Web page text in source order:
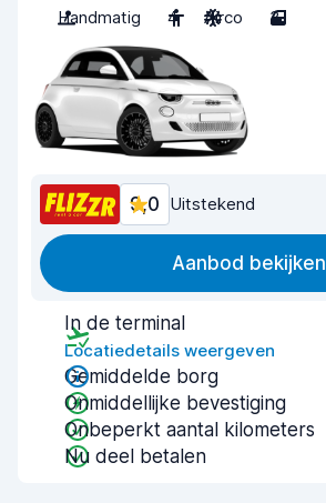
Handmatig
4 Airco 3
9,0 Uitstekend
Aanbod bekijken
In de terminal
Locatiedetails weergeven
Gemiddelde borg
Onmiddellijke bevestiging
Onbeperkt aantal kilometers
Nu deel betalen